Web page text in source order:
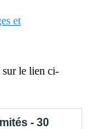
et
sur le lien ci-
- 30